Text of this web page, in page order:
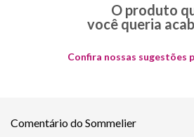
O produto
você queria
Confira nossas sugestões
Comentário do Sommelier